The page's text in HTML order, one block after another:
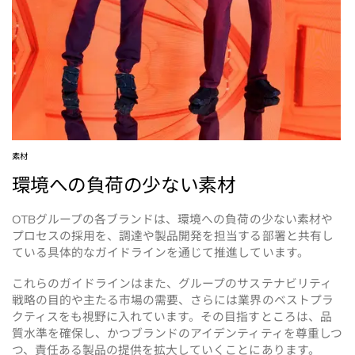
素材
環境への負荷の少ない素材
OTBグループの各ブランドは、環境への負荷の少ない素材や
プロセスの採用を、調達や製品開発を担当する部署と共有し
ている具体的なガイドラインを通じて推進しています。
これらのガイドラインはまた、グループのサステナビリティ
戦略の目的や主たる市場の需要、さらには業界のベストプラ
クティスをも視野に入れています。その目指すところは、品
質水準を確保し、かつブランドのアイデンティティを尊重しつ
つ、責任ある製品の提供を拡大していくことにあります。